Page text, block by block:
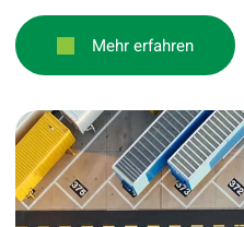
Mehr erfahren